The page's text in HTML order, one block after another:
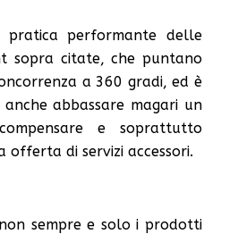
performante delle
sopra citate, che puntano
a 360 gradi, ed è
abbassare magari un
e soprattutto
di servizi accessori.
sempre e solo i prodotti